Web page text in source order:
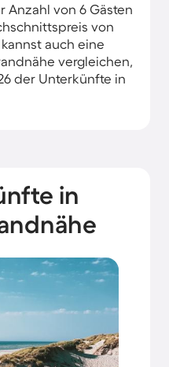
von 6 Gästen
von
auch eine
vergleichen,
der Unterkünfte in
in